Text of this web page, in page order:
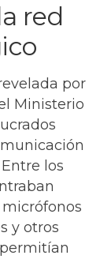
red
por
Ministerio
los
y otros